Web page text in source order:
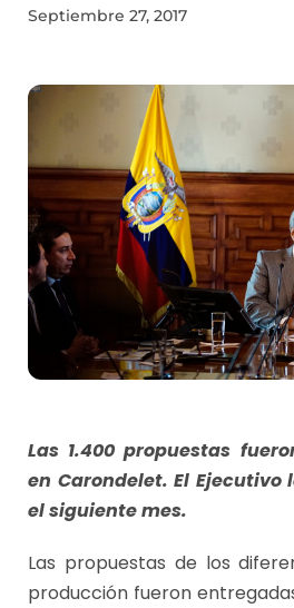
Septiembre 27, 2017
Las 1.400 propuestas
en Carondelet. El
el siguiente mes.
Las propuestas de los
producción fueron